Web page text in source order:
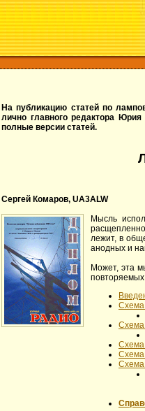
На публикацию статей по
лично главного редактора
полные версии статей.
Сергей Комаров, UA3ALW
Мысль
лежит, в
анодных и
Может, эта
Схема
Схема
Схема
Схема